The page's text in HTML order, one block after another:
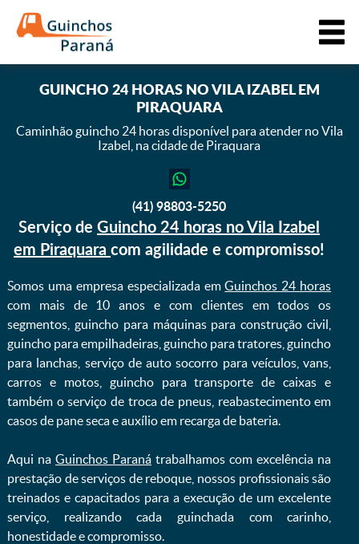
GUINCHO 24 HORAS NO VILA IZABEL EM
PIRAQUARA
Caminhão guincho 24 horas disponível para atender no Vila
Izabel, na cidade de Piraquara
(41) 98803-5250
Serviço deGuincho 24 horas no Vila Izabel
em Piraquaracom agilidade e compromisso!
Somos uma empresa especializada emGuinchos 24 horas
com mais de 10 anos e com clientes em todos os
segmentos, guincho para máquinas para construção civil,
guincho para empilhadeiras, guincho para tratores, guincho
para lanchas, serviço de auto socorro para veículos, vans,
carros e motos, guincho para transporte de caixas e
também o serviço de troca de pneus, reabastecimento em
casos de pane seca e auxílio em recarga de bateria. ㅤㅤ
Aqui naGuinchos Paraná trabalhamos com excelência na
prestação de serviços de reboque, nossos profissionais são
treinados e capacitados para a execução de um excelente
serviço, realizando cada guinchada com carinho,
honestidade e compromisso.